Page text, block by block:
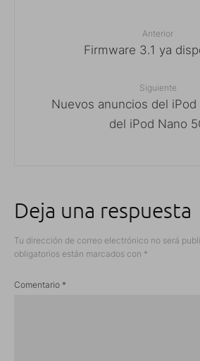
Anterior
Firmware 3.1 ya
Siguiente
Nuevos anuncios del
del iPod Nano
Deja una respuesta
Tu dirección de correo electrónico no será
obligatorios están marcados con *
Comentario *